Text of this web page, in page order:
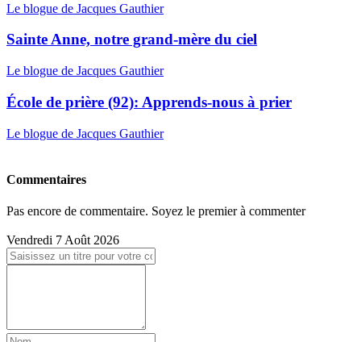
Le blogue de Jacques Gauthier
Sainte Anne, notre grand-mère du ciel
Le blogue de Jacques Gauthier
École de prière (92): Apprends-nous à prier
Le blogue de Jacques Gauthier
Commentaires
Pas encore de commentaire. Soyez le premier à commenter
Vendredi 7 Août 2026